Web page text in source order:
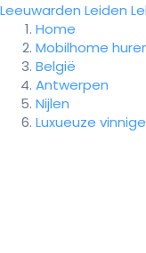
Leeuwarden Leiden
Home
Mobilhome
België
Antwerpen
Nijlen
Luxueuze